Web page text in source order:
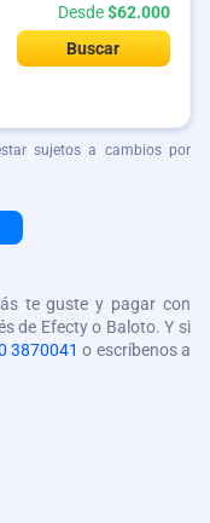
Desde$62.000
Buscar
sujetos a cambios por
te guste y pagar con
de Efecty o Baloto. Y si
3870041 o escríbenos a